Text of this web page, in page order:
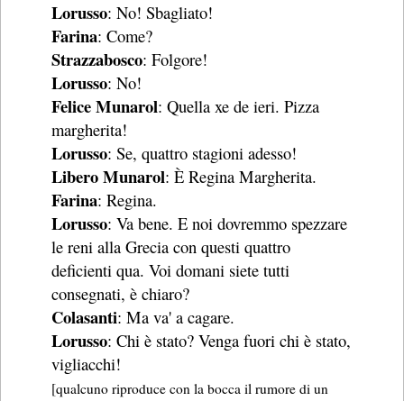
Lorusso: No! Sbagliato!
Farina: Come?
Strazzabosco: Folgore!
Lorusso: No!
Felice Munarol: Quella xe de ieri. Pizza
margherita!
Lorusso: Se, quattro stagioni adesso!
Libero Munarol: È Regina Margherita.
Farina: Regina.
Lorusso: Va bene. E noi dovremmo spezzare
le reni alla Grecia con questi quattro
deficienti qua. Voi domani siete tutti
consegnati, è chiaro?
Colasanti: Ma va' a cagare.
Lorusso: Chi è stato? Venga fuori chi è stato,
vigliacchi!
[qualcuno riproduce con la bocca il rumore di un